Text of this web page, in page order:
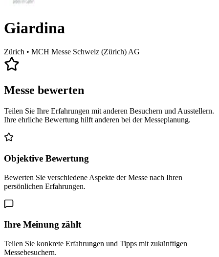
Giardina
Zürich • MCH Messe Schweiz (Zürich) AG
Messe bewerten
Teilen Sie Ihre Erfahrungen mit anderen Besuchern und Ausstellern.
Ihre ehrliche Bewertung hilft anderen bei der Messeplanung.
Objektive Bewertung
Bewerten Sie verschiedene Aspekte der Messe nach Ihren
persönlichen Erfahrungen.
Ihre Meinung zählt
Teilen Sie konkrete Erfahrungen und Tipps mit zukünftigen
Messebesuchern.